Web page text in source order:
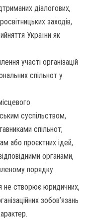
діалогових,
заходів,
України як
участі організацій
спільнот у
суспільством,
спільнот;
або проєктних ідей,
органами,
порядку.
не створює юридичних,
зобов’язань